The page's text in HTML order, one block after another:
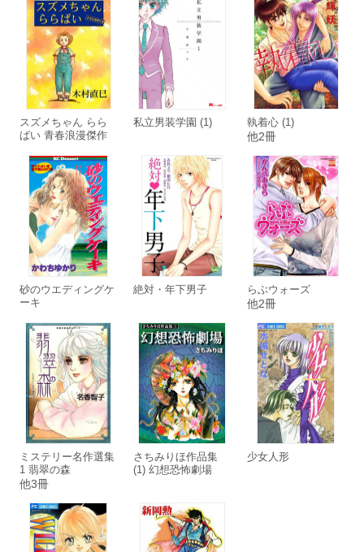
スズメちゃん らら
ばい 青春浪漫傑作
私立男装学園 (1) 執着心 (1)
他2冊
砂のウエディングケ
ーキ
絶対・年下男子 らぶウォーズ
他2冊
ミステリー名作選集
1 翡翠の森
他3冊
さちみりほ作品集
(1) 幻想恐怖劇場
少女人形